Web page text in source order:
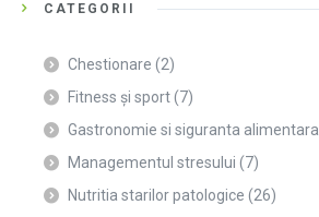
CATEGORII
Chestionare (2)
Fitness și sport(7)
Gastronomie si siguranta alimentara
Managementul stresului (7)
Nutritia starilor patologice (26)